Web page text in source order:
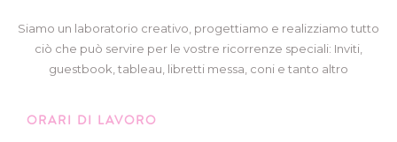
Siamo un laboratorio creativo, progettiamo e realizziamo tutto
ciò che può servire per le vostre ricorrenze speciali: Inviti,
guestbook, tableau, libretti messa, coni e tanto altro
ORARI DI LAVORO